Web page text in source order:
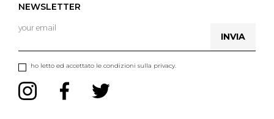
NEWSLETTER
ho letto ed accettato le condizioni sulla privacy.
INVIA